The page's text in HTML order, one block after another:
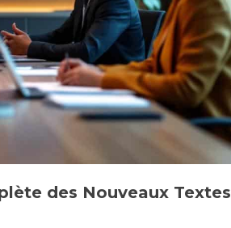
des Nouveaux Textes